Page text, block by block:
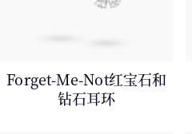
Forget-Me-Not红宝石和
钻⁠石⁠耳⁠环